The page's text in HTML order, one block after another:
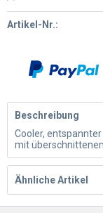
Artikel-Nr.:
Beschreibung
Cooler,
mit überschnittenen
Ähnliche Artikel